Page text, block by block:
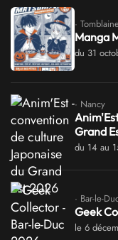
·
Manga
du 31
· Nancy
Grand
du 14 au
· Bar-le-
Geek
le 6